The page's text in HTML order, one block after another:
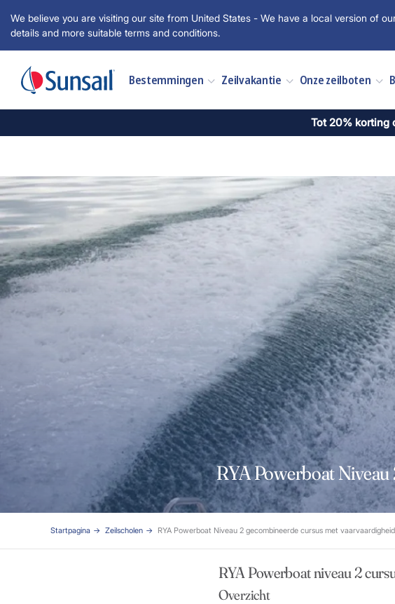
We believe you are visiting our site from United States - We have a local version of
details and more suitable terms and conditions.
Bestemmingen Zeilvakantie Onze zeilboten
Tot 20% korting
RYA Powerboat
Startpagina Zeilscholen RYA Powerboat Niveau 2 gecombineerde cursus met vaarvaardigheid
RYA Powerboat niveau 2
Overzicht